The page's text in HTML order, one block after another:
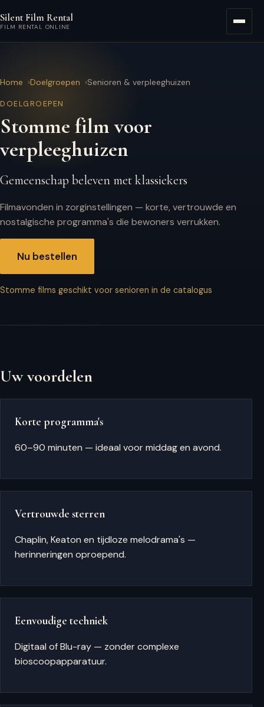
Silent Film Rental
FILM RENTAL ONLINE
Home Doelgroepen Senioren & verpleeghuizen
DOELGROEPEN
Stomme film voor
verpleeghuizen
Gemeenschap beleven met klassiekers
Filmavonden in zorginstellingen — korte, vertrouwde en
nostalgische programma's die bewoners verrukken.
Nu bestellen
Stomme films geschikt voor senioren in de catalogus
Uw voordelen
Korte programma's
60–90 minuten — ideaal voor middag en avond.
Vertrouwde sterren
Chaplin, Keaton en tijdloze melodrama's —
herinneringen oproepend.
Eenvoudige techniek
Digitaal of Blu-ray — zonder complexe
bioscoopapparatuur.